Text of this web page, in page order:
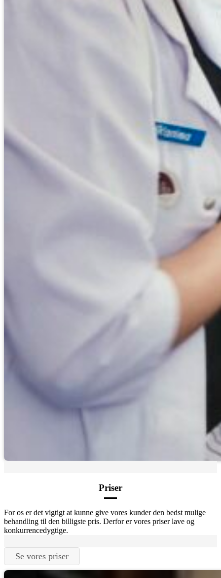
Priser
For os er det vigtigt at kunne give vores kunder den bedst mulige
behandling til den billigste pris. Derfor er vores priser lave og
konkurrencedygtige.
Se vores priser